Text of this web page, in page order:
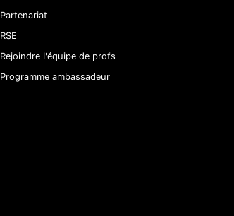
Partenariat
RSE
Rejoindre l'équipe de profs
Programme ambassadeur